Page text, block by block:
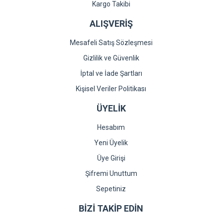
Gönder
Kargo Takibi
ALIŞVERİŞ
Mesafeli Satış Sözleşmesi
Gizlilik ve Güvenlik
İptal ve İade Şartları
Kişisel Veriler Politikası
ÜYELİK
Hesabım
Yeni Üyelik
Üye Girişi
Şifremi Unuttum
Sepetiniz
BİZİ TAKİP EDİN